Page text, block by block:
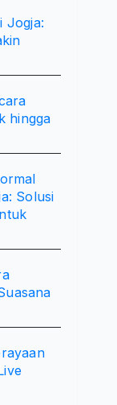
Jogja:
hingga
Solusi